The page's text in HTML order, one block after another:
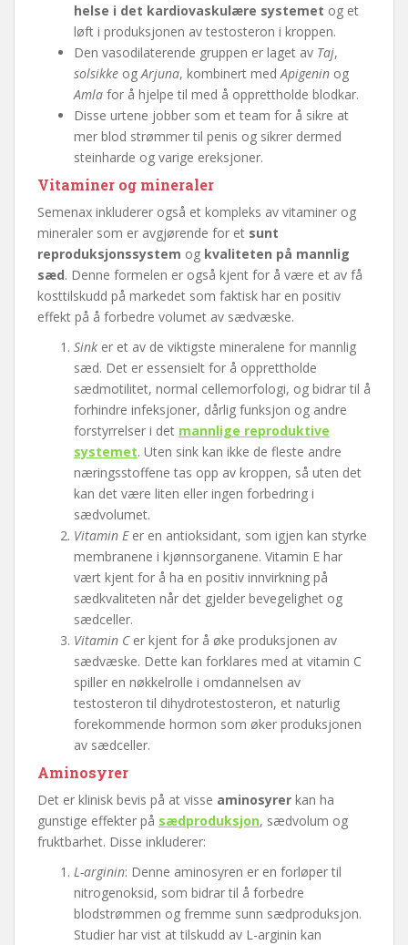
helse i det kardiovaskulære systemet og et
løft i produksjonen av testosteron i kroppen.
Den vasodilaterende gruppen er laget av Taj,
solsikke ogArjuna, kombinert medApigenin og
Amla for å hjelpe til med å opprettholde blodkar.
Disse urtene jobber som et team for å sikre at
mer blod strømmer til penis og sikrer dermed
steinharde og varige ereksjoner.
Vitaminer og mineraler
Semenax inkluderer også et kompleks av vitaminer og
mineraler som er avgjørende for et sunt
reproduksjonssystem og kvaliteten på mannlig
sæd. Denne formelen er også kjent for å være et av få
kosttilskudd på markedet som faktisk har en positiv
effekt på å forbedre volumet av sædvæske.
Sink er et av de viktigste mineralene for mannlig
sæd. Det er essensielt for å opprettholde
sædmotilitet, normal cellemorfologi, og bidrar til å
forhindre infeksjoner, dårlig funksjon og andre
forstyrrelser i det mannlige reproduktive
systemet. Uten sink kan ikke de fleste andre
næringsstoffene tas opp av kroppen, så uten det
kan det være liten eller ingen forbedring i
sædvolumet.
Vitamin Eer en antioksidant, som igjen kan styrke
membranene i kjønnsorganene. Vitamin E har
vært kjent for å ha en positiv innvirkning på
sædkvaliteten når det gjelder bevegelighet og
sædceller.
Vitamin Cer kjent for å øke produksjonen av
sædvæske. Dette kan forklares med at vitamin C
spiller en nøkkelrolle i omdannelsen av
testosteron til dihydrotestosteron, et naturlig
forekommende hormon som øker produksjonen
av sædceller.
Aminosyrer
Det er klinisk bevis på at visse aminosyrer kan ha
gunstige effekter på sædproduksjon, sædvolum og
fruktbarhet. Disse inkluderer:
L-arginin: Denne aminosyren er en forløper til
nitrogenoksid, som bidrar til å forbedre
blodstrømmen og fremme sunn sædproduksjon.
Studier har vist at tilskudd av L-arginin kan